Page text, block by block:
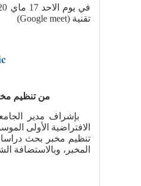
تقنية (Google meet)
من تنظيم
بإشراف مدير
المخبر، وبالاستضافة